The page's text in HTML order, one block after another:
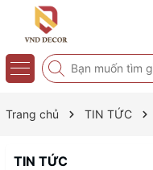
Trang chủ TIN TỨC
TIN TỨC